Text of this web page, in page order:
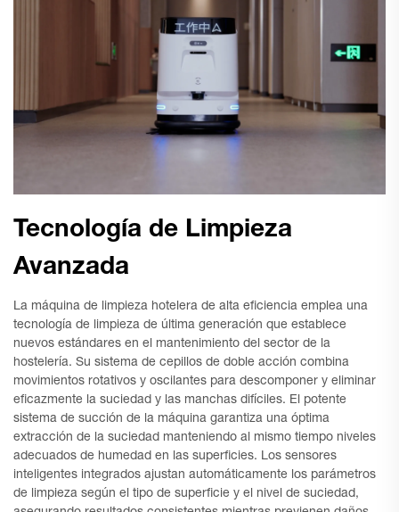
Tecnología de Limpieza
Avanzada
La máquina de limpieza hotelera de alta eficiencia emplea una
tecnología de limpieza de última generación que establece
nuevos estándares en el mantenimiento del sector de la
hostelería. Su sistema de cepillos de doble acción combina
movimientos rotativos y oscilantes para descomponer y eliminar
eficazmente la suciedad y las manchas difíciles. El potente
sistema de succión de la máquina garantiza una óptima
extracción de la suciedad manteniendo al mismo tiempo niveles
adecuados de humedad en las superficies. Los sensores
inteligentes integrados ajustan automáticamente los parámetros
de limpieza según el tipo de superficie y el nivel de suciedad,